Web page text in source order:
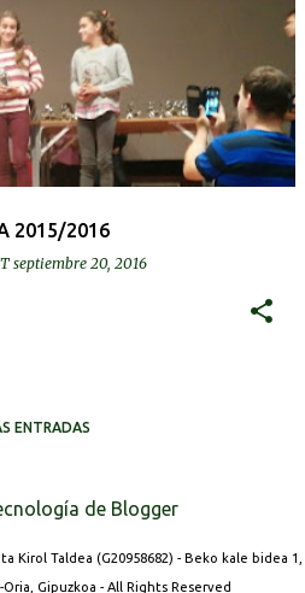
2015/2016
septiembre 20, 2016
ENTRADAS
de Blogger
Kirol Taldea (G20958682) - Beko kale bidea 1,
Oria, Gipuzkoa - All Rights Reserved